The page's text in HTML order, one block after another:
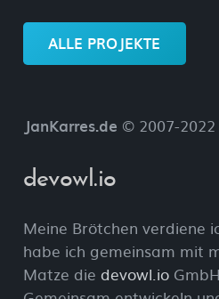
ALLE PROJEKTE
JanKarres.de © 2007-2022
devowl.io
Meine Brötchen verdiene
habe ich gemeinsam mit
Matze die devowl.io